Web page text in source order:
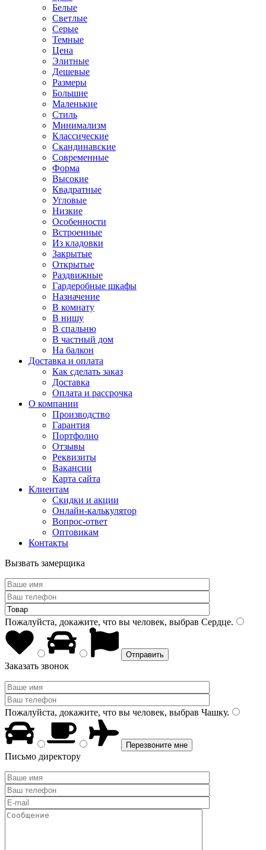
Белые
Светлые
Серые
Темные
Цена
Элитные
Дешевые
Размеры
Большие
Маленькие
Стиль
Минимализм
Классические
Скандинавские
Современные
Форма
Высокие
Квадратные
Угловые
Низкие
Особенности
Встроенные
Из кладовки
Закрытые
Открытые
Раздвижные
Гардеробные шкафы
Назначение
В комнату
В нишу
В спальню
В частный дом
На балкон
Доставка и оплата
Как сделать заказ
Доставка
Оплата и рассрочка
О компании
Производство
Гарантия
Портфолио
Отзывы
Реквизиты
Вакансии
Карта сайта
Клиентам
Скидки и акции
Онлайн-калькулятор
Вопрос-ответ
Оптовикам
Контакты
Вызвать замерщика
Пожалуйста, докажите, что вы человек, выбрав Сердце.
Заказать звонок
Пожалуйста, докажите, что вы человек, выбрав Чашку.
Письмо директору